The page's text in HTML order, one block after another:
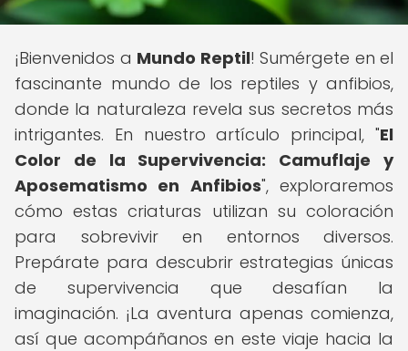
¡Bienvenidos a Mundo Reptil! Sumérgete en el
fascinante mundo de los reptiles y anfibios,
donde la naturaleza revela sus secretos más
intrigantes. En nuestro artículo principal, "El
Color de la Supervivencia: Camuflaje y
Aposematismo en Anfibios", exploraremos
cómo estas criaturas utilizan su coloración
para sobrevivir en entornos diversos.
Prepárate para descubrir estrategias únicas
de supervivencia que desafían la
imaginación. ¡La aventura apenas comienza,
así que acompáñanos en este viaje hacia la